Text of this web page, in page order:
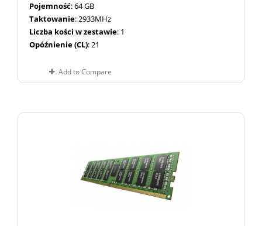
Pojemność: 64 GB
Taktowanie: 2933MHz
Liczba kości w zestawie: 1
Opóźnienie (CL): 21
Add to Compare